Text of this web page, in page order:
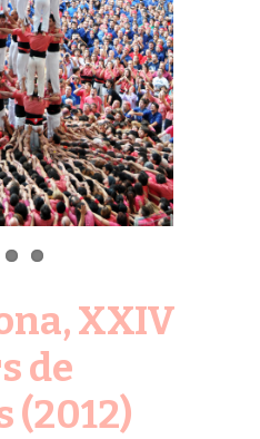
Next
XXIV
de
(2012)